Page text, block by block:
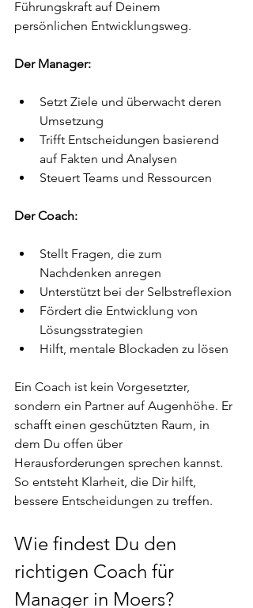
Führungskraft auf Deinem
persönlichen Entwicklungsweg.
Der Manager:
Setzt Ziele und überwacht deren
Umsetzung
Trifft Entscheidungen basierend
auf Fakten und Analysen
Steuert Teams und Ressourcen
Der Coach:
Stellt Fragen, die zum
Nachdenken anregen
Unterstützt bei der Selbstreflexion
Fördert die Entwicklung von
Lösungsstrategien
Hilft, mentale Blockaden zu lösen
Ein Coach ist kein Vorgesetzter,
sondern ein Partner auf Augenhöhe. Er
schafft einen geschützten Raum, in
dem Du offen über
Herausforderungen sprechen kannst.
So entsteht Klarheit, die Dir hilft,
bessere Entscheidungen zu treffen.
Wie findest Du den
richtigen Coach für
Manager in Moers?